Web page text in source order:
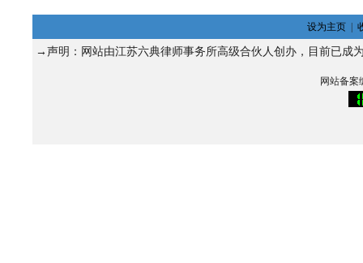
设为主页
→声明：网站由江苏六典律师事务所高级合伙人创办，目前已成
网站备案